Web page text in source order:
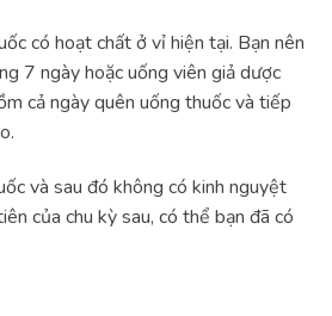
có hoạt chất ở vỉ hiện tại. Bạn nên
7 ngày hoặc uống viên giả dược
cả ngày quên uống thuốc và tiếp
và sau đó không có kinh nguyệt
của chu kỳ sau, có thể bạn đã có